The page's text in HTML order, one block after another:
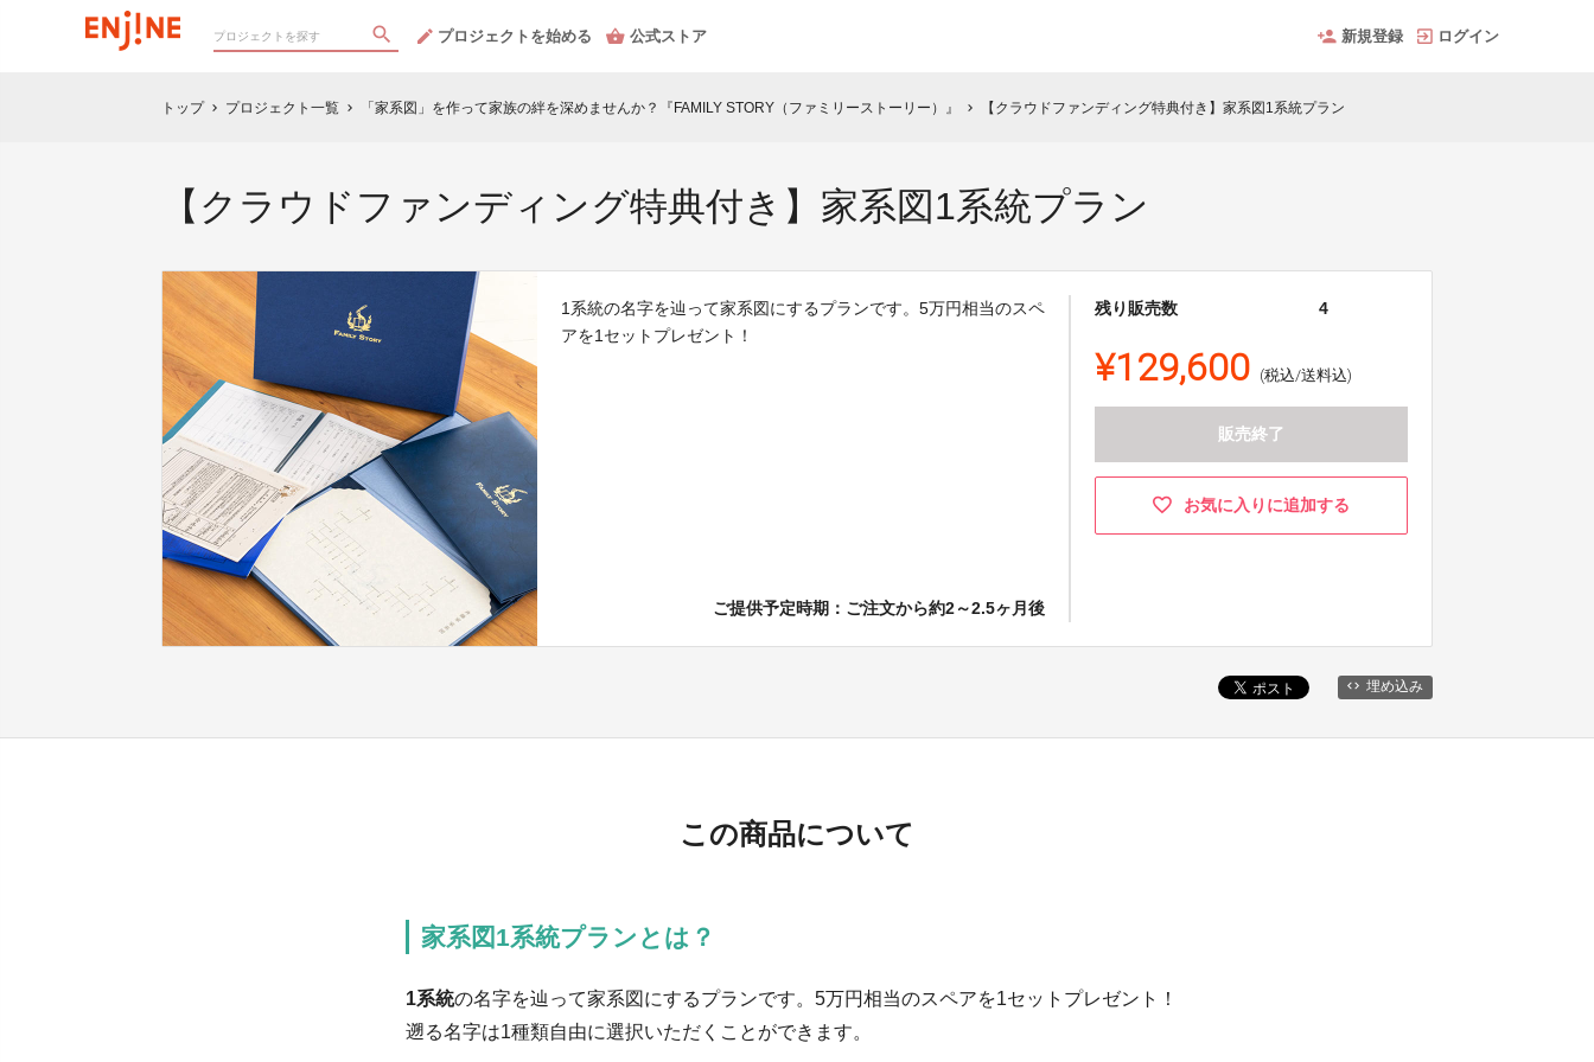
プロジェクトを始める 公式ストア 新規登録 ログイン
トップ chevron_right プロジェクト一覧 chevron_right 「家系図」を作って家族の絆を深めませんか？『FAMILY STORY（ファミリーストーリー）』 chevron_right 【クラウドファンディング特典付き】家系図1系統プラン
【クラウドファンディング特典付き】家系図1系統プラン
1系統の名字を辿って家系図にするプランです。5万円相当のスペ
アを1セットプレゼント！
ご提供予定時期：ご注文から約2～2.5ヶ月後
残り販売数 4
¥129,600 (税込/送料込)
販売終了
お気に入りに追加する
埋め込み
この商品について
家系図1系統プランとは？
1系統の名字を辿って家系図にするプランです。5万円相当のスペアを1セットプレゼント！
遡る名字は1種類自由に選択いただくことができます。